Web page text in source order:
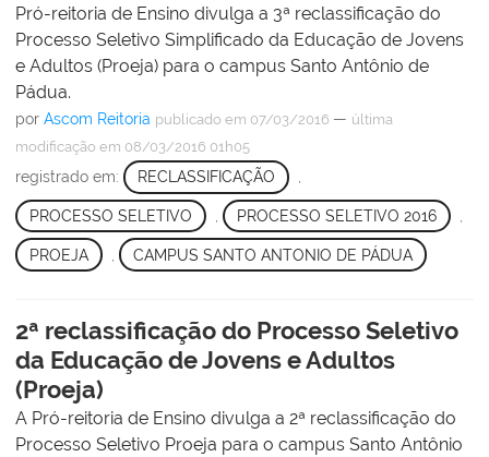
Pró-reitoria de Ensino divulga a 3ª reclassificação do
Processo Seletivo Simplificado da Educação de Jovens
e Adultos (Proeja) para o campus Santo Antônio de
Pádua.
por Ascom Reitoria publicado em 07/03/2016 — última
modificação em 08/03/2016 01h05
registrado em: RECLASSIFICAÇÃO ,
PROCESSO SELETIVO PROCESSO SELETIVO 2016
PROEJA CAMPUS SANTO ANTONIO DE PÁDUA
2ª reclassificação do Processo Seletivo
da Educação de Jovens e Adultos
(Proeja)
A Pró-reitoria de Ensino divulga a 2ª reclassificação do
Processo Seletivo Proeja para o campus Santo Antônio